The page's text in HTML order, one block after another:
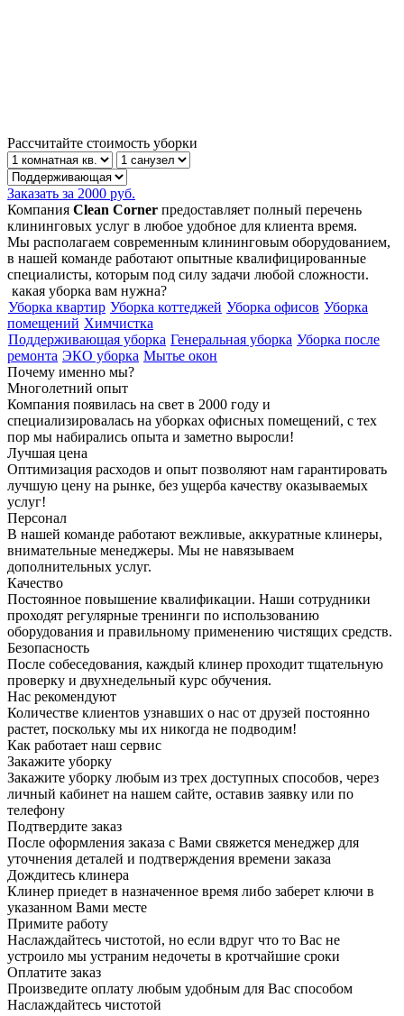
Рассчитайте стоимость уборки
Заказать за 2000 руб.
Компания Clean Corner предоставляет полный перечень
клининговых услуг в любое удобное для клиента время.
Мы располагаем современным клининговым оборудованием,
в нашей команде работают опытные квалифицированные
специалисты, которым под силу задачи любой сложности.
какая уборка вам нужна?
Уборка квартир Уборка коттеджей Уборка офисов Уборка
помещений Химчистка
Поддерживающая уборка Генеральная уборка Уборка после
ремонта ЭКО уборка Мытье окон
Почему именно мы?
Многолетний опыт
Компания появилась на свет в 2000 году и
специализировалась на уборках офисных помещений, c тех
пор мы набирались опыта и заметно выросли!
Лучшая цена
Оптимизация расходов и опыт позволяют нам гарантировать
лучшую цену на рынке, без ущерба качеству оказываемых
услуг!
Персонал
В нашей команде работают вежливые, аккуратные клинеры,
внимательные менеджеры. Мы не навязываем
дополнительных услуг.
Качество
Постоянное повышение квалификации. Наши сотрудники
проходят регулярные тренинги по использованию
оборудования и правильному применению чистящих средств.
Безопасность
После собеседования, каждый клинер проходит тщательную
проверку и двухнедельный курс обучения.
Нас рекомендуют
Количестве клиентов узнавших о нас от друзей постоянно
растет, поскольку мы их никогда не подводим!
Как работает наш сервис
Закажите уборку
Закажите уборку любым из трех доступных способов, через
личный кабинет на нашем сайте, оставив заявку или по
телефону
Подтвердите заказ
После оформления заказа с Вами свяжется менеджер для
уточнения деталей и подтверждения времени заказа
Дождитесь клинера
Клинер приедет в назначенное время либо заберет ключи в
указанном Вами месте
Примите работу
Наслаждайтесь чистотой, но если вдруг что то Вас не
устроило мы устраним недочеты в кротчайшие сроки
Оплатите заказ
Произведите оплату любым удобным для Вас способом
Наслаждайтесь чистотой